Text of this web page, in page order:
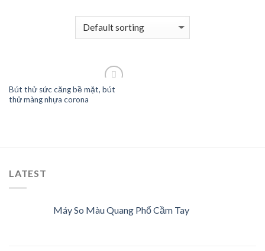
Bút thử sức căng bề mặt, bút
thử màng nhựa corona
LATEST
Máy So Màu Quang Phổ Cầm Tay